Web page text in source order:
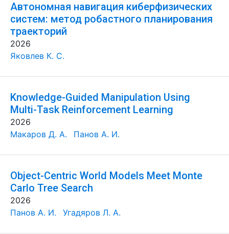
Автономная навигация киберфизических
систем: метод робастного планирования
траекторий
2026
Яковлев К. С.
Knowledge-Guided Manipulation Using
Multi-Task Reinforcement Learning
2026
Макаров Д. А.
Панов А. И.
Object-Centric World Models Meet Monte
Carlo Tree Search
2026
Панов А. И.
Угадяров Л. А.